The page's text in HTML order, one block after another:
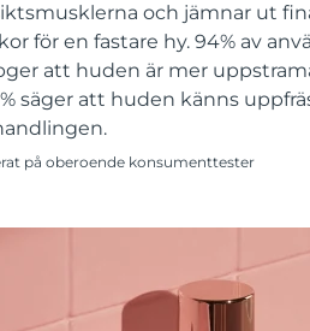
och jämnar ut
för en fastare hy. 94% av
att huden är mer
säger att huden känns
på oberoende konsumenttester